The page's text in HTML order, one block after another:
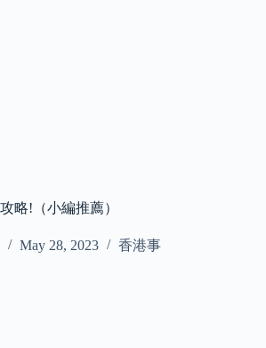
略!（小編推薦）
May 28, 2023 香港事